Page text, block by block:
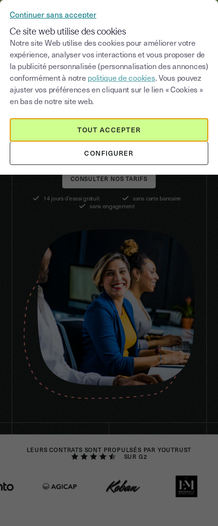
SERVICES ACHATS
Digitalisezvos contrats,
gagnez en
Traitez, signez, stockez tous vos contrats grâce à
Youtrust.
CONSULTER NOS TARIFS
14 jours d’essai gratuit
sans carte bancaire
sans engagement
LEURS CONTRATS SONT PROPULSÉS PAR YOUTRUST
SUR G2
Continuer sans accepter
Ce site web utilise des cookies
Notre site Web utilise des cookies pour améliorer votre
expérience, analyser vos interactions et vous proposer de
la publicité personnalisée (personnalisation des annonces)
conformément à notre politique de cookies. Vous pouvez
ajuster vos préférences en cliquant sur le lien « Cookies »
en bas de notre site web.
CONFIGURER
TOUT ACCEPTER